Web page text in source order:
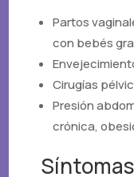
Partos
con bebés
Cirugías
Presión
crónica,